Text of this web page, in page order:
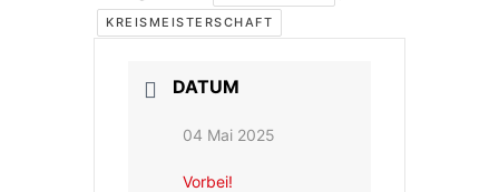
KREISMEISTERSCHAFT
DATUM
04 Mai 2025
Vorbei!